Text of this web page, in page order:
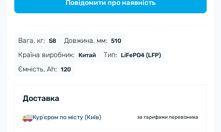
Повідомити про наявність
Вага, кг: 58 Довжина, мм: 510
Країна виробник: Китай Тип: LiFePO4 (LFP)
Ємність, Ah: 120
Доставка
Курʼєром по місту (Київ) за тарифами перевізника